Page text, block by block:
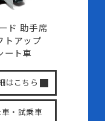
ド 助手席
トアップ
ート車
はこちら
車・試乗車